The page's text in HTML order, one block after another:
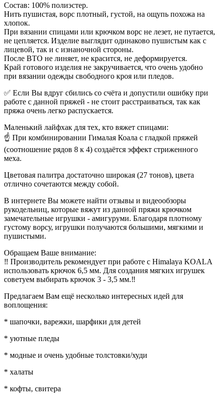
Состав: 100% полиэстер.
Нить пушистая, ворс плотный, густой, на ощупь похожа на
хлопок.
При вязании спицами или крючком ворс не лезет, не путается,
не цепляется. Изделие выглядит одинаково пушистым как с
лицевой, так и с изнаночной стороны.
После ВТО не линяет, не красится, не деформируется.
Край готового изделия не закручивается, что очень удобно
при вязании одежды свободного кроя или пледов.
✅ Если Вы вдруг сбились со счёта и допустили ошибку при
работе с данной пряжей - не стоит расстраиваться, так как
пряжа очень легко распускается.
Маленький лайфхак для тех, кто вяжет спицами:
☝ При комбинировании Гималая Коала с гладкой пряжей
(соотношение рядов 8 к 4) создаётся эффект стриженного
меха.
Цветовая палитра достаточно широкая (27 тонов), цвета
отлично сочетаются между собой.
В интернете Вы можете найти отзывы и видеообзоры
рукодельниц, которые вяжут из данной пряжи крючком
замечательные игрушки - амигуруми. Благодаря плотному
густому ворсу, игрушки получаются большими, мягкими и
пушистыми.
Обращаем Ваше внимание:
‼️ Производитель рекомендует при работе с Himalaya KOALA
использовать крючок 6,5 мм. Для создания мягких игрушек
советуем выбирать крючок 3 - 3,5 мм.‼️
Предлагаем Вам ещё несколько интересных идей для
воплощения:
* шапочки, варежки, шарфики для детей
* уютные пледы
* модные и очень удобные толстовки/худи
* халаты
* кофты, свитера